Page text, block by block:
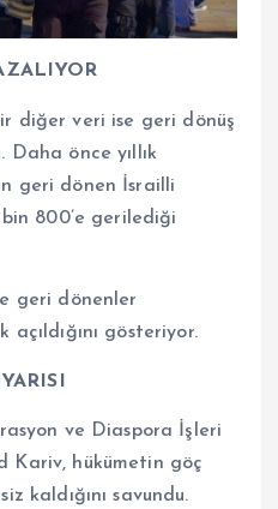
diğer veri ise geri dönüş
Daha önce yıllık
geri dönen İsrailli
bin 800’e gerilediği
geri dönenler
gösteriyor.
ve Diaspora İşleri
Kariv, hükümetin göç
kaldığını savundu.